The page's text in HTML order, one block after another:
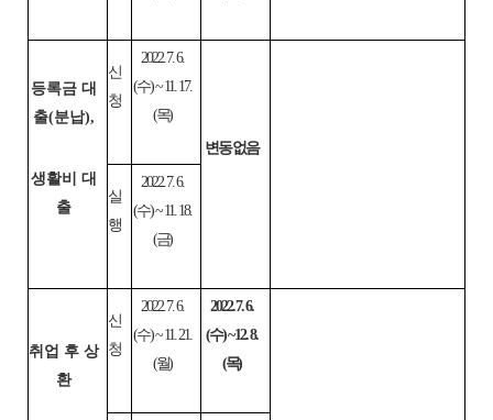
등록금 대
출(분납),
생활비 대
출
신
청
2022. 7. 6.
(수) ~ 11. 17.
(목)
변동 없음
실
행
2022. 7. 6.
(수) ~ 11. 18.
(금)
취업 후 상
환
신
청
2022. 7. 6.
(수) ~ 11. 21.
(월)
2022. 7. 6.
(수) ~ 12. 8.
(목)